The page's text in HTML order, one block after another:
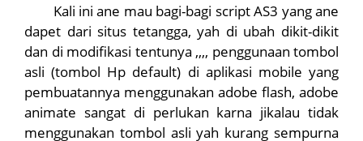
Kali ini ane mau bagi-bagi script AS3 yang ane
dapet dari situs tetangga, yah di ubah dikit-dikit
dan di modifikasi tentunya ,,,, penggunaan tombol
asli (tombol Hp default) di aplikasi mobile yang
pembuatannya menggunakan adobe flash, adobe
animate sangat di perlukan karna jikalau tidak
menggunakan tombol asli yah kurang sempurna